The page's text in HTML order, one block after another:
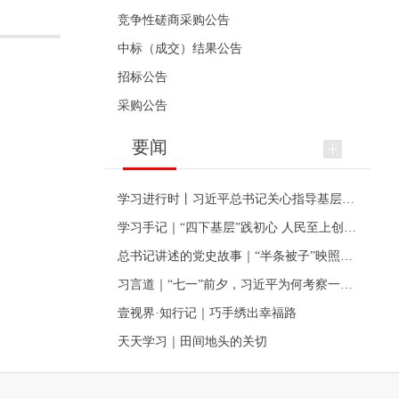
竞争性磋商采购公告
中标（成交）结果公告
招标公告
采购公告
要闻
壹视界·知行记｜巧手绣出幸福路
天天学习｜田间地头的关切